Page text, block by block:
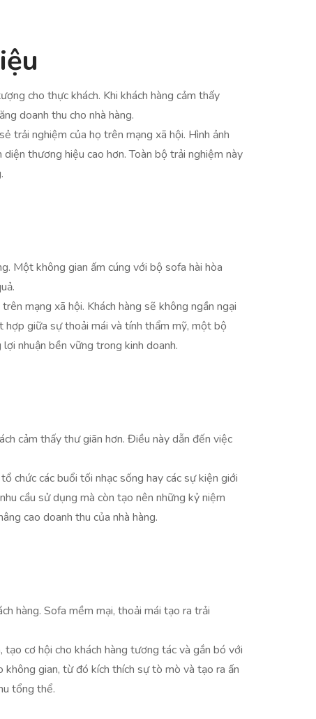
cho thực khách. Khi khách hàng cảm thấy
doanh thu cho nhà hàng.
trải nghiệm của họ trên mạng xã hội. Hình ảnh
thương hiệu cao hơn. Toàn bộ trải nghiệm này
Một không gian ấm cúng với bộ sofa hài hòa
mạng xã hội. Khách hàng sẽ không ngần ngại
hợp giữa sự thoải mái và tính thẩm mỹ, một bộ
nhuận bền vững trong kinh doanh.
cảm thấy thư giãn hơn. Điều này dẫn đến việc
chức các buổi tối nhạc sống hay các sự kiện giới
cầu sử dụng mà còn tạo nên những kỷ niệm
cao doanh thu của nhà hàng.
hàng. Sofa mềm mại, thoải mái tạo ra trải
cơ hội cho khách hàng tương tác và gắn bó với
gian, từ đó kích thích sự tò mò và tạo ra ấn
tổng thể.